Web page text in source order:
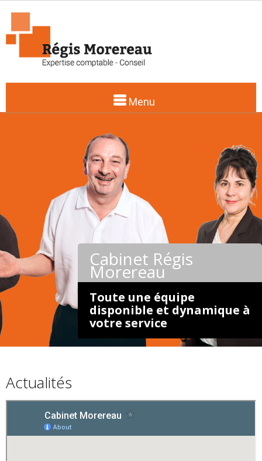
Menu
Cabinet Régis
Morereau
Toute une équipe
disponible et dynamique à
votre service
Actualités